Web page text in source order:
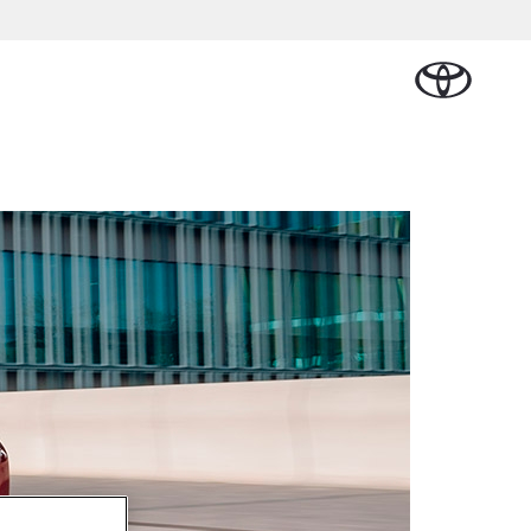
€ 32.995,-
C-HR
ALS PLUG-IN
Vraag een brochure aan
Bekijk de verwachte
modellen
Onderdelen
Accessoires
Banden
Werkplaatsafspraak
maken
Contact en Route
Thuislaadpakketten
Laadpas
Energie en slim laden
Bedrijfswagens op
maat
Financieren of
leasen
Verzekeren
Vraag een
brochure
aan
Contact en
Route